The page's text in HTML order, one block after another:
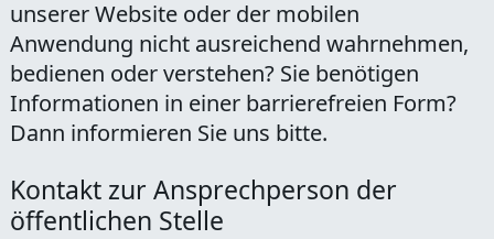
unserer Website oder der mobilen
Anwendung nicht ausreichend wahrnehmen,
bedienen oder verstehen? Sie benötigen
Informationen in einer barrierefreien Form?
Dann informieren Sie uns bitte.
Kontakt zur Ansprechperson der
öffentlichen Stelle